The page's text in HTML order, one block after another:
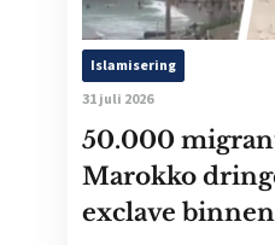
Islamisering
31 juli 2026
50.000
Marokko
exclave binnen